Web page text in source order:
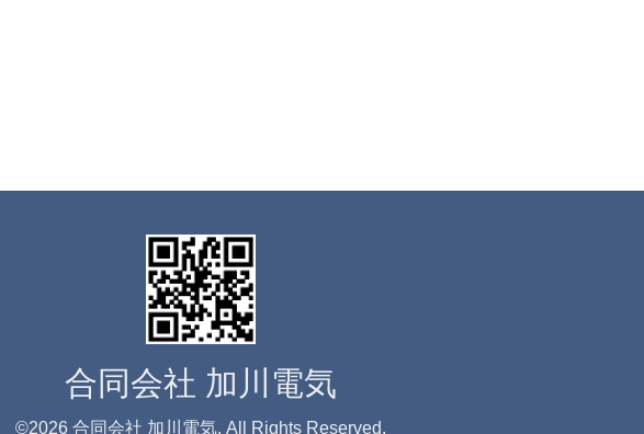
合同会社 加川電気
©2026 合同会社 加川電気. All Rights Reserved.